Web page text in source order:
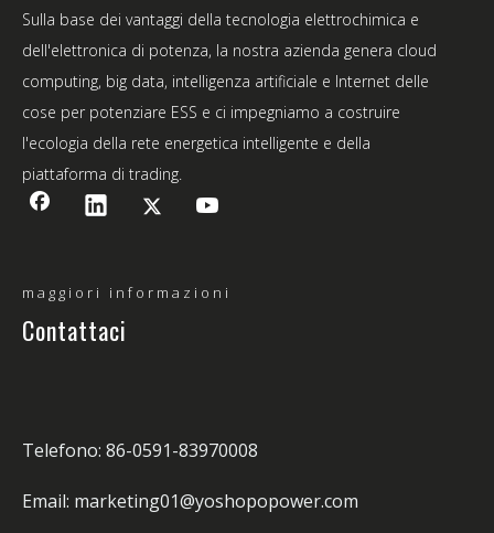
Sulla base dei vantaggi della tecnologia elettrochimica e
dell'elettronica di potenza, la nostra azienda genera cloud
computing, big data, intelligenza artificiale e Internet delle
cose per potenziare ESS e ci impegniamo a costruire
l'ecologia della rete energetica intelligente e della
piattaforma di trading.
maggiori informazioni
Contattaci
Telefono: 86-0591-83970008
Email: marketing01@yoshopopower.com